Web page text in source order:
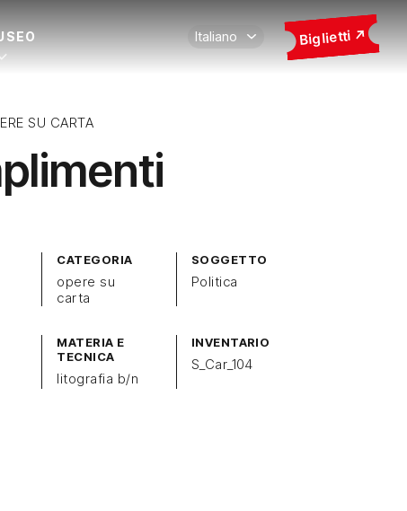
Biglietti
SU CARTA
CATEGORIA
opere su
carta
SOGGETTO
Politica
MATERIA E
TECNICA
litografia b/n
INVENTARIO
S_Car_104